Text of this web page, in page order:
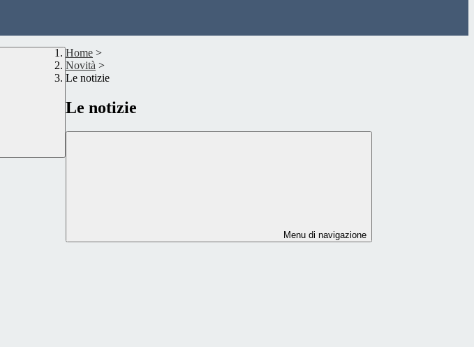
Home >
Novità >
Le notizie
Le notizie
Menu di navigazione